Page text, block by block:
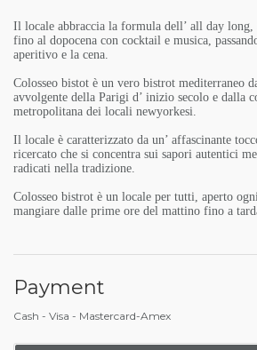
Il locale abbraccia la formula dell’ all day long,
fino al dopocena con cocktail e musica,
aperitivo e la cena.
Colosseo bistot è un vero bistrot mediterraneo
avvolgente della Parigi d’ inizio secolo e dalla
metropolitana dei locali newyorkesi.
Il locale è caratterizzato da un’ affascinante
ricercato che si concentra sui sapori autentici
radicati nella tradizione.
Colosseo bistrot è un locale per tutti, aperto
mangiare dalle prime ore del mattino fino a
Payment
Cash - Visa - Mastercard-Amex